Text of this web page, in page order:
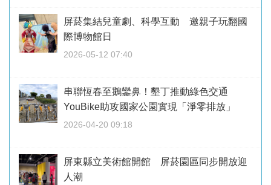
屏菸集結兒童劇、科學互動 邀親子玩翻國
際博物館日
2026-05-12 07:40
串聯恆春至鵝鑾鼻！墾丁推動綠色交通
YouBike助攻國家公園實現「淨零排放」
2026-04-20 09:18
屏東縣立美術館開館 屏菸園區同步開放迎
人潮